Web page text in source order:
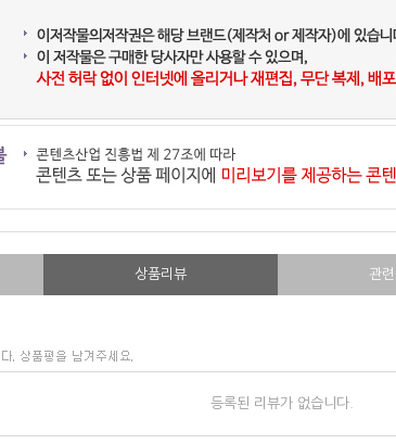
상품리뷰 관
등록된 리뷰가 없습니다.